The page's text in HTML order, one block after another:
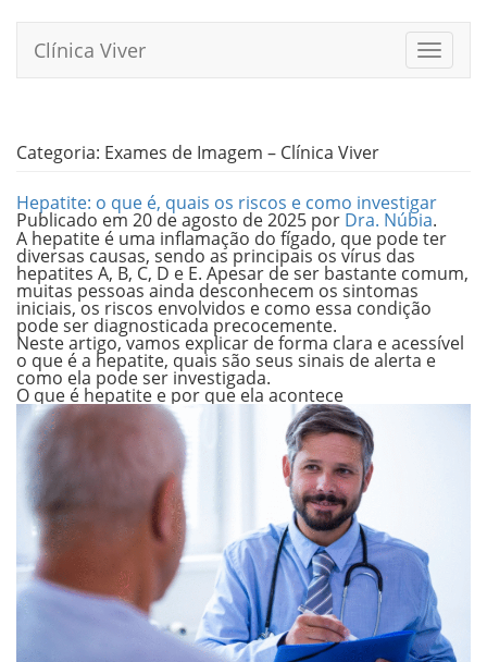
Pular
para
o
conteúdo
Clínica Viver
Categoria: Exames de Imagem – Clínica Viver
Hepatite: o que é, quais os riscos e como investigar
Publicado em 20 de agosto de 2025 por Dra. Núbia.
A hepatite é uma inflamação do fígado, que pode ter
diversas causas, sendo as principais os vírus das
hepatites A, B, C, D e E. Apesar de ser bastante comum,
muitas pessoas ainda desconhecem os sintomas
iniciais, os riscos envolvidos e como essa condição
pode ser diagnosticada precocemente.
Neste artigo, vamos explicar de forma clara e acessível
o que é a hepatite, quais são seus sinais de alerta e
como ela pode ser investigada.
O que é hepatite e por que ela acontece